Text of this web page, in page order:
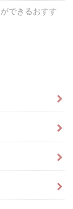
できるおすす